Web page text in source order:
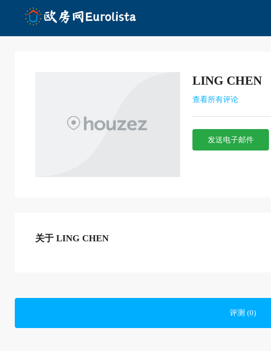
LING CHEN
查看所有评论
发送电子邮件
关于 LING CHEN
评测 (0)